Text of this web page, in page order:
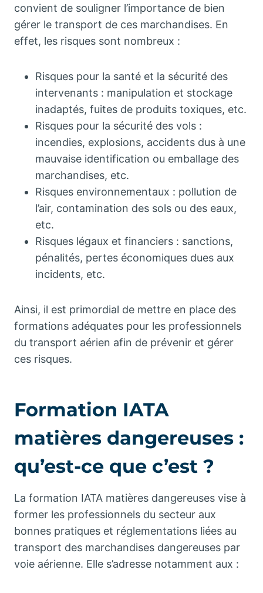
convient de souligner l’importance de bien
gérer le transport de ces marchandises. En
effet, les risques sont nombreux :
Risques pour la santé et la sécurité des
intervenants : manipulation et stockage
inadaptés, fuites de produits toxiques, etc.
Risques pour la sécurité des vols :
incendies, explosions, accidents dus à une
mauvaise identification ou emballage des
marchandises, etc.
Risques environnementaux : pollution de
l’air, contamination des sols ou des eaux,
etc.
Risques légaux et financiers : sanctions,
pénalités, pertes économiques dues aux
incidents, etc.
Ainsi, il est primordial de mettre en place des
formations adéquates pour les professionnels
du transport aérien afin de prévenir et gérer
ces risques.
Formation IATA
matières dangereuses :
qu’est-ce que c’est ?
La formation IATA matières dangereuses vise à
former les professionnels du secteur aux
bonnes pratiques et réglementations liées au
transport des marchandises dangereuses par
voie aérienne. Elle s’adresse notamment aux :